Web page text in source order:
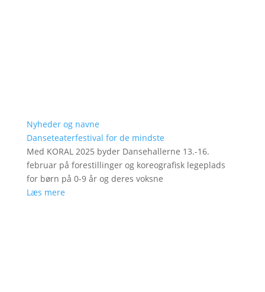
Nyheder og navne
Danseteaterfestival for de mindste
Med KORAL 2025 byder Dansehallerne 13.-16.
februar på forestillinger og koreografisk legeplads
for børn på 0-9 år og deres voksne
Læs mere